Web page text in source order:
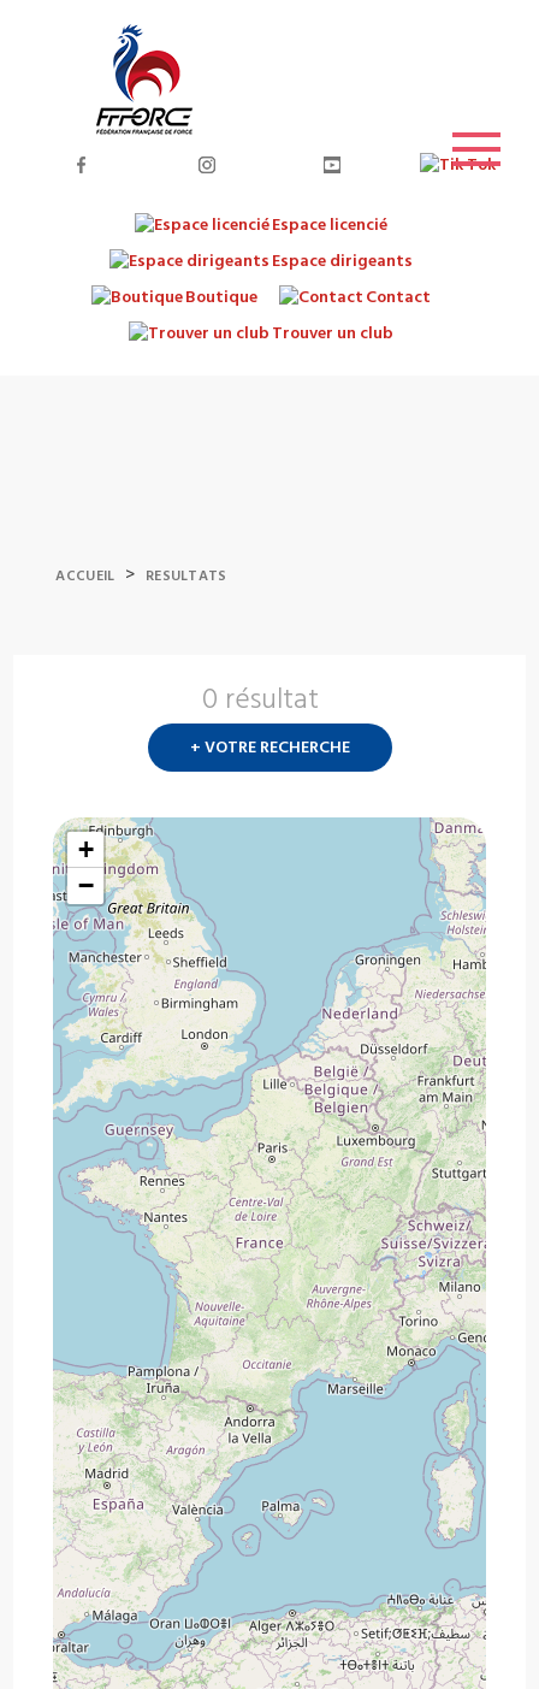
Espace licencié
Espace dirigeants
Boutique
Contact
Trouver un club
ACCUEIL > RESULTATS
0 résultat
+ VOTRE RECHERCHE
+
−